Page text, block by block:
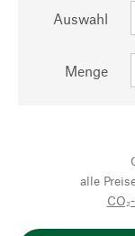
Auswahl
Menge
alle